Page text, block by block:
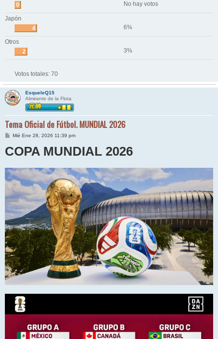
0
No hay votos
Japón
4
6%
Otros
2
3%
Votos totales: 70
EsqueleQ15
Almirante de la Flota
Tema Oficial de Fútbol. MUNDIAL 2026
M
n
s
e
Mié Ene 28, 2026 11:39 pm
COPA MUNDIAL 2026